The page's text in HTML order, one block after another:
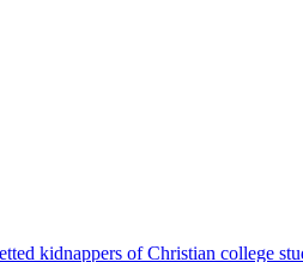
kidnappers of Christian college